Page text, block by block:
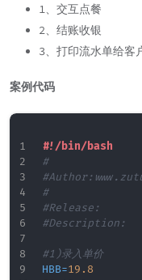
1、交互点餐
2、结账收银
3、打印流水单给客
案例代码
#!/bin/bash
#
#
#Release:
#Description:
#1)录入单价
HBB=19.8